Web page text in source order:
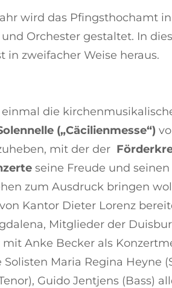
wird das Pfingsthochamt
Orchester gestaltet. In
in zweifacher Weise heraus.
einmal die
(„Cäcilienmesse“)
mit der der
seine Freude und
zum Ausdruck bringen
Kantor Dieter Lorenz
Mitglieder der
Anke Becker als
Maria Regina Heyne
Guido Jentjens (Bass)